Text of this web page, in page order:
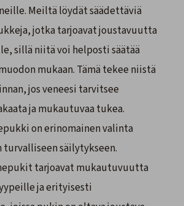
Meiltä löydät säädettäviä
jotka tarjoavat joustavuutta
sillä niitä voi helposti säätää
mukaan. Tämä tekee niistä
jos veneesi tarvitsee
ja mukautuvaa tukea.
on erinomainen valinta
säilytykseen.
tarjoavat mukautuvuutta
ja erityisesti